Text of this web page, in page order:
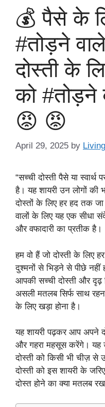
💰 पैसे के
#तोड़ने
दोस्ती के
को #तोड़ने
😡 😡
April 29, 2025 by
“सच्ची दोस्ती पैसे या स्वार्थ
है। यह शायरी उन लोगों की
दोस्तों के लिए हर हद तक
वालों के लिए यह एक सीधा
और वफादारी का प्रतीक है।
हम वो हैं जो दोस्ती के लिए
दुश्मनों से भिड़ने से पीछे नहीं
आपकी सच्ची दोस्ती और दृढ़
असली मतलब सिर्फ साथ
के लिए खड़ा होना है।
यह शायरी पढ़कर आप अपने
और गहरा महसूस करेंगे। यह
दोस्ती को किसी भी चीज़
दोस्ती को इस शायरी के
दोस्त होने का क्या मतलब